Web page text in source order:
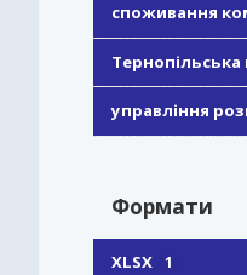
споживання
Тернопільська
управління
Формати
XLSX 1